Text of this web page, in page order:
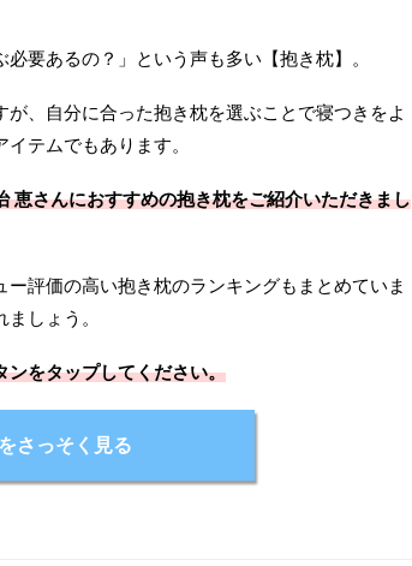
要あるの？」という声も多い【抱き枕】。
、自分に合った抱き枕を選ぶことで寝つきをよ
テムでもあります。
恵さんにおすすめの抱き枕をご紹介いただきまし
評価の高い抱き枕のランキングもまとめていま
しょう。
ンをタップしてください。
さっそく見る